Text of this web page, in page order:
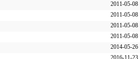
2011-05-08
2011-05-08
2011-05-08
2011-05-08
2014-05-26
2016-11-23